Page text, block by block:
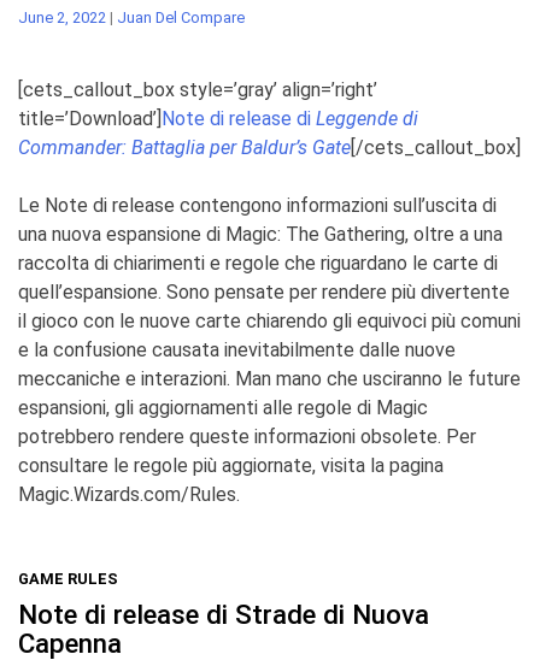
June 2, 2022 | Juan Del Compare
[cets_callout_box style=’gray’ align=’right’
title=’Download’]Note di release di Leggende di
Commander: Battaglia per Baldur’s Gate[/cets_callout_box]
Le Note di release contengono informazioni sull’uscita di
una nuova espansione di Magic: The Gathering, oltre a una
raccolta di chiarimenti e regole che riguardano le carte di
quell’espansione. Sono pensate per rendere più divertente
il gioco con le nuove carte chiarendo gli equivoci più comuni
e la confusione causata inevitabilmente dalle nuove
meccaniche e interazioni. Man mano che usciranno le future
espansioni, gli aggiornamenti alle regole di Magic
potrebbero rendere queste informazioni obsolete. Per
consultare le regole più aggiornate, visita la pagina
Magic.Wizards.com/Rules.
GAME RULES
Note di release di Strade di Nuova
Capenna